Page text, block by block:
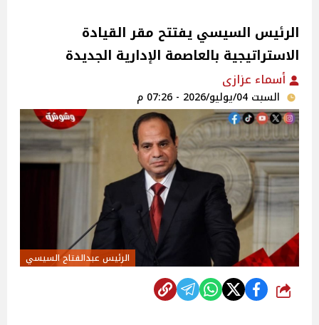
الرئيس السيسي يفتتح مقر القيادة
الاستراتيجية بالعاصمة الإدارية الجديدة
أسماء عزازى
السبت 04/يوليو/2026 - 07:26 م
الرئيس عبدالفتاح السيسي
شارك